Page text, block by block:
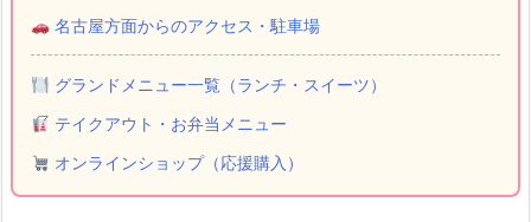
名古屋方面からのアクセス・駐車場
グランドメニュー一覧（ランチ・スイーツ）
テイクアウト・お弁当メニュー
オンラインショップ（応援購入）